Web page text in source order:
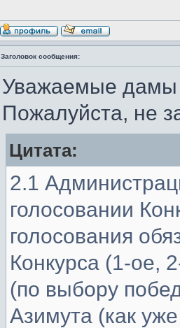
Заголовок сообщения:
Уважаемые дамы
Пожалуйста, не
Цитата:
2.1
голосовании
голосования
Конкурса (1-ое,
(по выбору
Азимута (как